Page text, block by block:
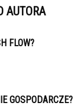
AUTORA
FLOW?
GOSPODARCZE?